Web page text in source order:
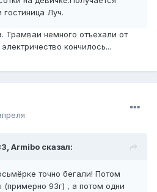
Луч.
Трамваи немного отъехали от
кончилось...
Armibo сказал:
точно бегали! Потом
93г) , а потом одни